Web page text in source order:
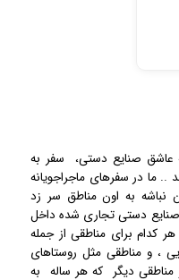
صنایع دستی، سفر به
ما در سفرهای ماجراجویانه
نباشه به اون مناطق سر زد
صنایع دستی تجاری شده داخل
هر کدام برای مناطقی از جمله
، و مناطقی مثل روستاهای
مناطقی دیگر که هر ساله به